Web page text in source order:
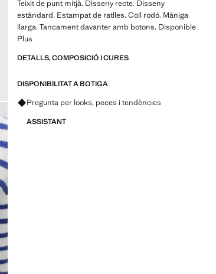
Teixit de punt mitjà. Disseny recte. Disseny
estàndard. Estampat de ratlles. Coll rodó. Màniga
llarga. Tancament davanter amb botons. Disponible
Plus
DETALLS, COMPOSICIÓ I CURES
DISPONIBILITAT A BOTIGA
Pregunta per looks, peces i tendències
ASSISTANT